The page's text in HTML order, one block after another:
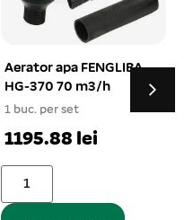
Decor acvariu castel
cu 5 turnuri 6*9,5 cm
1 buc. per set
10.39 lei